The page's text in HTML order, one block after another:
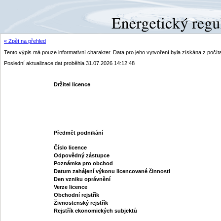
« Zpět na přehled
Tento výpis má pouze informativní charakter. Data pro jeho vytvoření byla získána z
Poslední aktualizace dat proběhla 31.07.2026 14:12:48
Držitel licence
Předmět podnikání
Číslo licence
Odpovědný zástupce
Poznámka pro obchod
Datum zahájení výkonu licencované činnosti
Den vzniku oprávnění
Verze licence
Obchodní rejstřík
Živnostenský rejstřík
Rejstřík ekonomických subjektů